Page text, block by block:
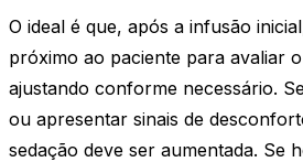
O ideal é que, após a infusão
próximo ao paciente para avaliar
ajustando conforme necessário.
ou apresentar sinais de
sedação deve ser aumentada. Se